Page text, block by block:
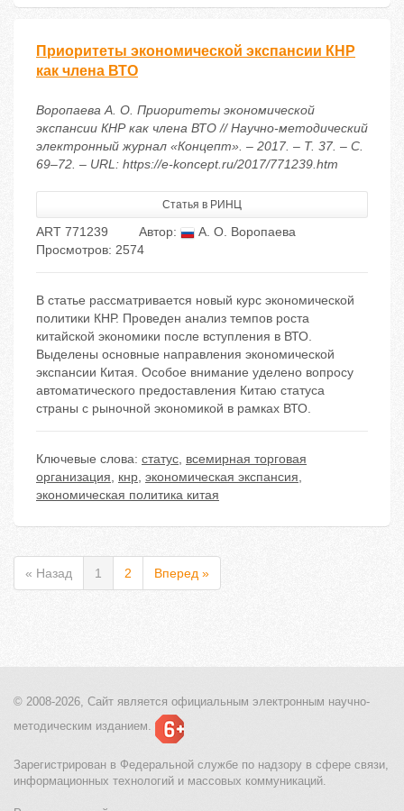
Приоритеты экономической экспансии КНР
как члена ВТО
Воропаева А. О. Приоритеты экономической
экспансии КНР как члена ВТО // Научно-методический
электронный журнал «Концепт». – 2017. – Т. 37. – С.
69–72. – URL: https://e-koncept.ru/2017/771239.htm
Статья в РИНЦ
ART 771239 Автор:
А. О. Воропаева
Просмотров: 2574
В статье рассматривается новый курс экономической
политики КНР. Проведен анализ темпов роста
китайской экономики после вступления в ВТО.
Выделены основные направления экономической
экспансии Китая. Особое внимание уделено вопросу
автоматического предоставления Китаю статуса
страны с рыночной экономикой в рамках ВТО.
Ключевые слова: статус, всемирная торговая
организация, кнр, экономическая экспансия,
экономическая политика китая
« Назад 1 2 Вперед »
© 2008-2026, Сайт является официальным электронным научно-
методическим изданием.
Зарегистрирован в Федеральной службе по надзору в сфере связи,
информационных технологий и массовых коммуникаций.